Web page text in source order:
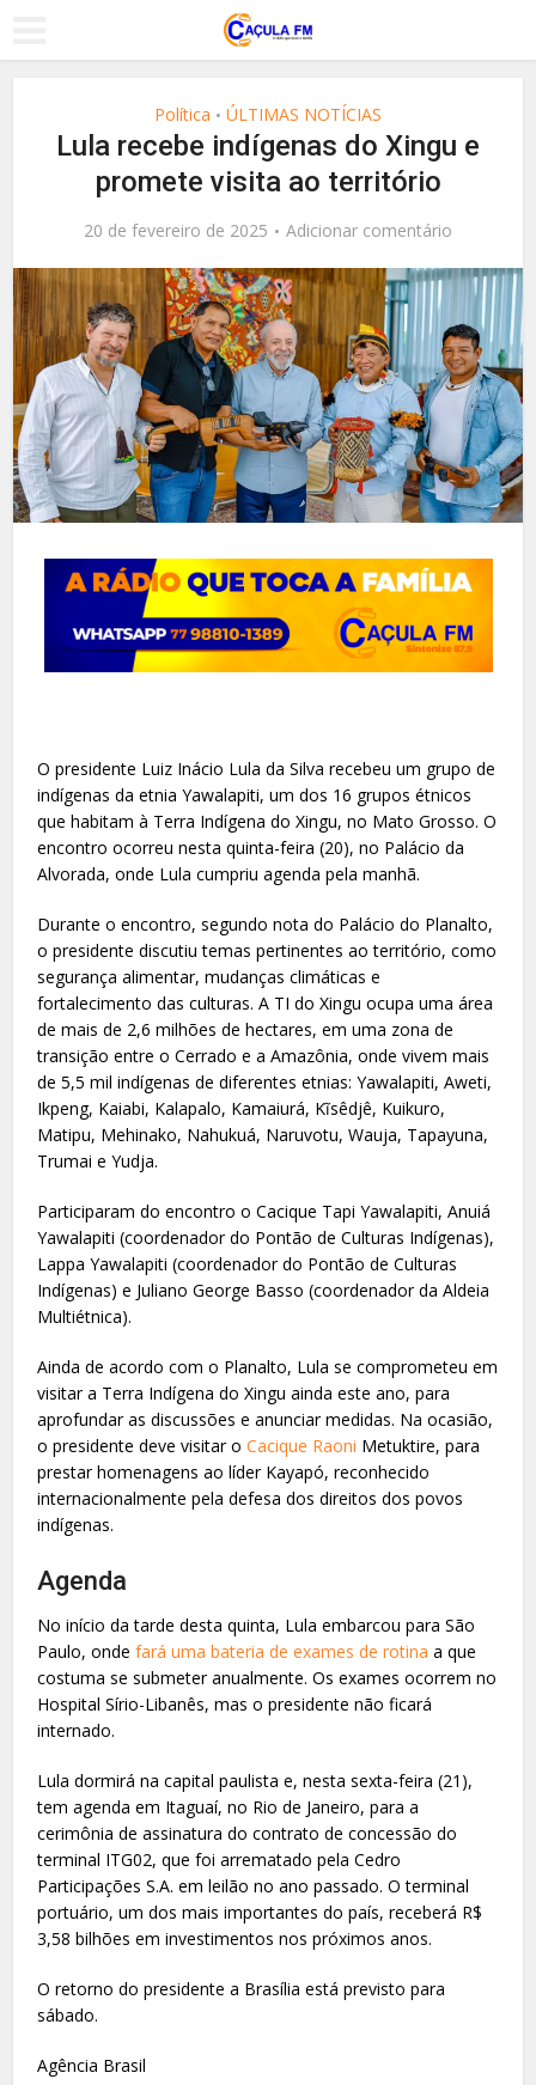
Política • ÚLTIMAS NOTÍCIAS
Lula recebe indígenas do Xingu e
promete visita ao território
20 de fevereiro de 2025 Adicionar comentário
O presidente Luiz Inácio Lula da Silva recebeu um grupo de
indígenas da etnia Yawalapiti, um dos 16 grupos étnicos
que habitam à Terra Indígena do Xingu, no Mato Grosso. O
encontro ocorreu nesta quinta-feira (20), no Palácio da
Alvorada, onde Lula cumpriu agenda pela manhã.
Durante o encontro, segundo nota do Palácio do Planalto,
o presidente discutiu temas pertinentes ao território, como
segurança alimentar, mudanças climáticas e
fortalecimento das culturas. A TI do Xingu ocupa uma área
de mais de 2,6 milhões de hectares, em uma zona de
transição entre o Cerrado e a Amazônia, onde vivem mais
de 5,5 mil indígenas de diferentes etnias: Yawalapiti, Aweti,
Ikpeng, Kaiabi, Kalapalo, Kamaiurá, Kĩsêdjê, Kuikuro,
Matipu, Mehinako, Nahukuá, Naruvotu, Wauja, Tapayuna,
Trumai e Yudja.
Participaram do encontro o Cacique Tapi Yawalapiti, Anuiá
Yawalapiti (coordenador do Pontão de Culturas Indígenas),
Lappa Yawalapiti (coordenador do Pontão de Culturas
Indígenas) e Juliano George Basso (coordenador da Aldeia
Multiétnica).
Ainda de acordo com o Planalto, Lula se comprometeu em
visitar a Terra Indígena do Xingu ainda este ano, para
aprofundar as discussões e anunciar medidas. Na ocasião,
o presidente deve visitar oCacique Raoni Metuktire, para
prestar homenagens ao líder Kayapó, reconhecido
internacionalmente pela defesa dos direitos dos povos
indígenas.
Agenda
No início da tarde desta quinta, Lula embarcou para São
Paulo, ondefará uma bateria de exames de rotina a que
costuma se submeter anualmente. Os exames ocorrem no
Hospital Sírio-Libanês, mas o presidente não ficará
internado.
Lula dormirá na capital paulista e, nesta sexta-feira (21),
tem agenda em Itaguaí, no Rio de Janeiro, para a
cerimônia de assinatura do contrato de concessão do
terminal ITG02, que foi arrematado pela Cedro
Participações S.A. em leilão no ano passado. O terminal
portuário, um dos mais importantes do país, receberá R$
3,58 bilhões em investimentos nos próximos anos.
O retorno do presidente a Brasília está previsto para
sábado.
Agência Brasil